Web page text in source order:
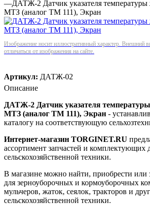
—ДАТЖ-2 Датчик указателя
МТЗ (аналог ТМ 111), Экран
Изображение носит иллюстративный характер. Внешний
отличаться от изображения на сайте.
Артикул: ДАТЖ-02
Описание
ДАТЖ-2 Датчик указателя
МТЗ (аналог ТМ 111), Экран -
каталогу на соответствующую
Интернет-магазин TORGINET.RU
ассортимент запчастей и комплектующих
сельскохозяйственной техники.
В магазине можно найти, приобрести или
для зерноуборочных и кормоуборочных
мульчеров, жаток, сеялок, тракторов и
сельскохозяйственной техники.